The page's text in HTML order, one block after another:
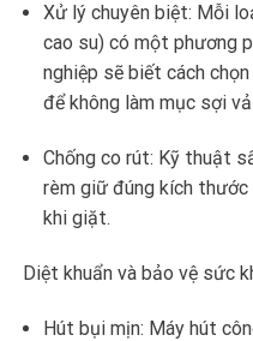
Xử lý chuyên biệt: Mỗi
cao su) có một phương
nghiệp sẽ biết cách
để không làm mục sợi
Chống co rút: Kỹ thuật
rèm giữ đúng kích thước
khi giặt.
Diệt khuẩn và bảo vệ sức
Hút bụi mịn: Máy hút